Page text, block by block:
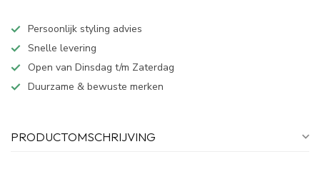
Persoonlijk styling advies
Snelle levering
Open van Dinsdag t/m Zaterdag
Duurzame & bewuste merken
PRODUCTOMSCHRIJVING